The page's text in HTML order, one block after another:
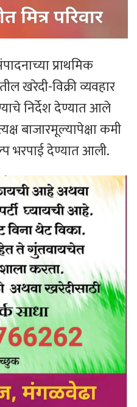
प्राथमिक
खरेदी-विक्री व्यवहार
निर्देश देण्यात आले
बाजारमूल्यापेक्षा कमी
भरपाई देण्यात आली.